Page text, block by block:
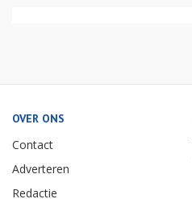
OVER ONS
Contact
Adverteren
Redactie